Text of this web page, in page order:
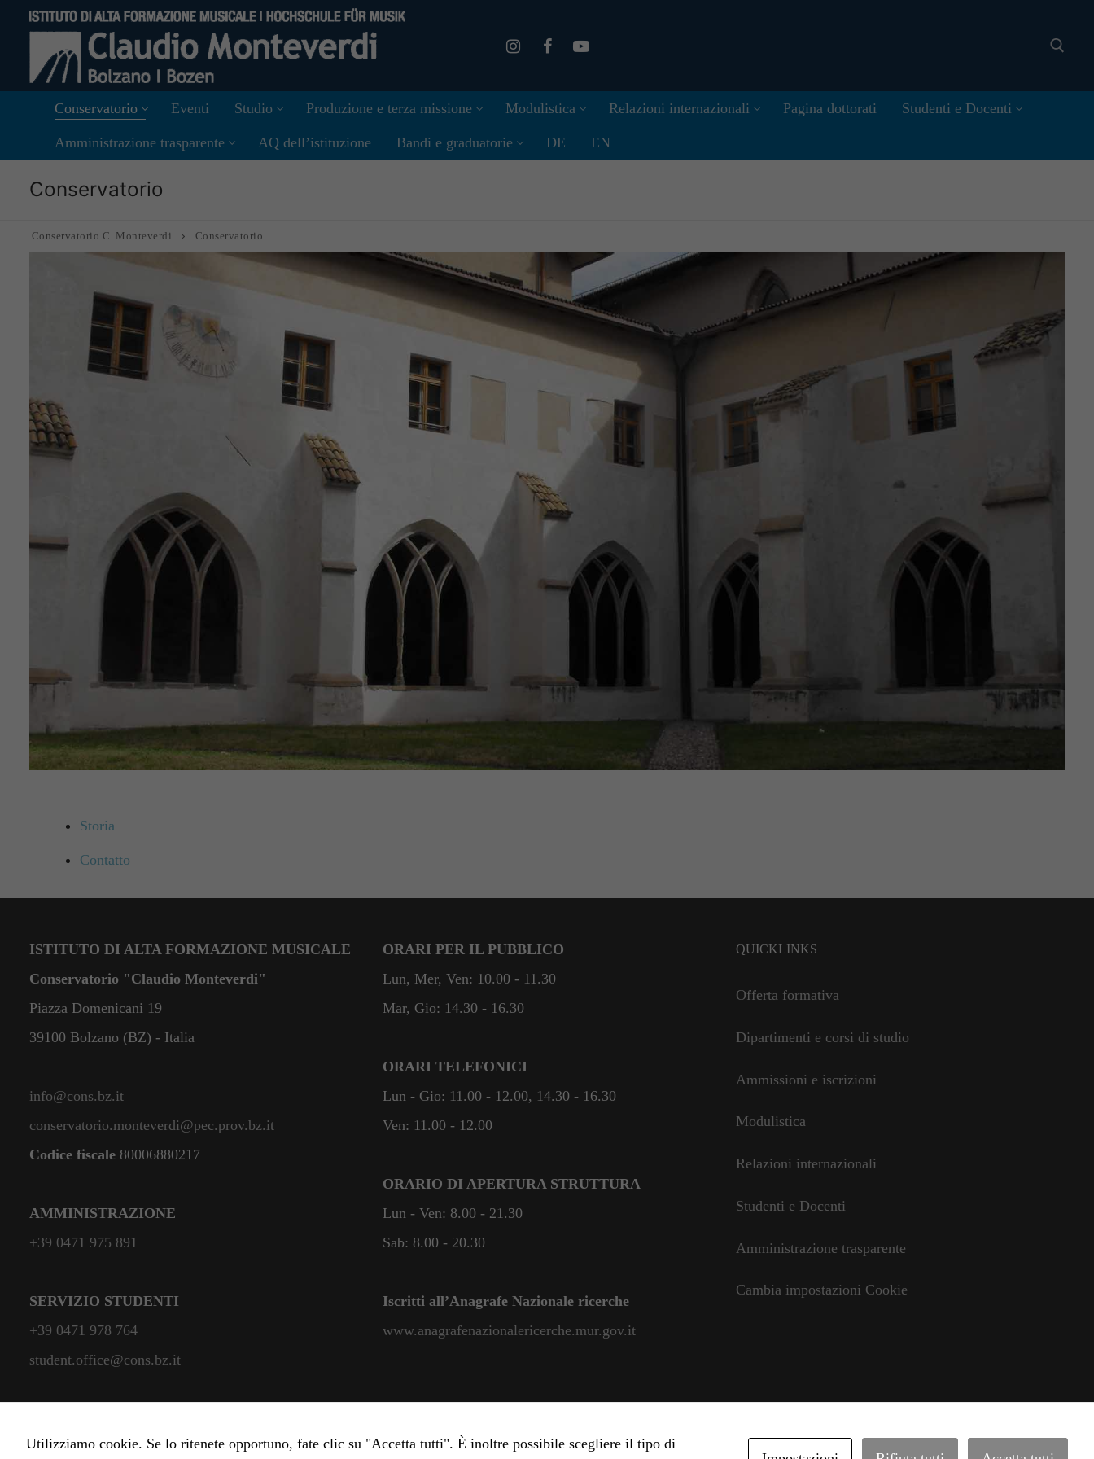
contenuto
Cerca:
Conservatorio Eventi Studio Produzione e terza missione Modulistica Relazioni internazionali Pagina dottorati Studenti e Docenti
Amministrazione trasparente AQ dell’istituzione Bandi e graduatorie DE EN
Conservatorio
Conservatorio C. Monteverdi Conservatorio
Storia
Contatto
ISTITUTO DI ALTA FORMAZIONE MUSICALE
Conservatorio "Claudio Monteverdi"
Piazza Domenicani 19
39100 Bolzano (BZ) - Italia
info@cons.bz.it
conservatorio.monteverdi@pec.prov.bz.it
Codice fiscale 80006880217
AMMINISTRAZIONE
+39 0471 975 891
SERVIZIO STUDENTI
+39 0471 978 764
student.office@cons.bz.it
ORARI PER IL PUBBLICO
Lun, Mer, Ven: 10.00 - 11.30
Mar, Gio: 14.30 - 16.30
ORARI TELEFONICI
Lun - Gio: 11.00 - 12.00, 14.30 - 16.30
Ven: 11.00 - 12.00
ORARIO DI APERTURA STRUTTURA
Lun - Ven: 8.00 - 21.30
Sab: 8.00 - 20.30
Iscritti all’Anagrafe Nazionale ricerche
www.anagrafenazionalericerche.mur.gov.it
QUICKLINKS
Offerta formativa
Dipartimenti e corsi di studio
Ammissioni e iscrizioni
Modulistica
Relazioni internazionali
Studenti e Docenti
Amministrazione trasparente
Cambia impostazioni Cookie
Utilizziamo cookie. Se lo ritenete opportuno, fate clic su "Accetta tutti". È inoltre possibile scegliere il tipo di